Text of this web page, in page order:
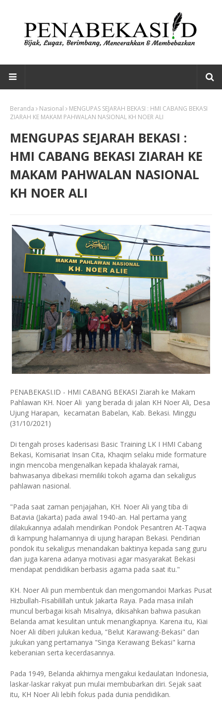
Beranda Nasional
MENGUPAS SEJARAH BEKASI : HMI CABANG BEKASI
ZIARAH KE MAKAM PAHWALAN NASIONAL KH NOER ALI
MENGUPAS SEJARAH BEKASI :
HMI CABANG BEKASI ZIARAH KE
MAKAM PAHWALAN NASIONAL
KH NOER ALI
PENABEKASI.ID - HMI CABANG BEKASI Ziarah ke Makam
Pahlawan KH. Noer Ali yang berada di jalan KH Noer Ali, Desa
Ujung Harapan, kecamatan Babelan, Kab. Bekasi. Minggu
(31/10/2021)
Di tengah proses kaderisasi Basic Training LK I HMI Cabang
Bekasi, Komisariat Insan Cita, Khaqim selaku mide formature
ingin mencoba mengenalkan kepada khalayak ramai,
bahwasanya dibekasi memiliki tokoh agama dan sekaligus
pahlawan nasional.
"Pada saat zaman penjajahan, KH. Noer Ali yang tiba di
Batavia (Jakarta) pada awal 1940-an. Hal pertama yang
dilakukannya adalah mendirikan Pondok Pesantren At-Taqwa
di kampung halamannya di ujung harapan Bekasi. Pendirian
pondok itu sekaligus menandakan baktinya kepada sang guru
dan juga karena adanya motivasi agar masyarakat Bekasi
mendapat pendidikan berbasis agama pada saat itu."
KH. Noer Ali pun membentuk dan mengomandoi Markas Pusat
Hizbullah-Fisabilillah untuk Jakarta Raya. Pada masa inilah
muncul berbagai kisah Misalnya, dikisahkan bahwa pasukan
Belanda amat kesulitan untuk menangkapnya. Karena itu, Kiai
Noer Ali diberi julukan kedua, “Belut Karawang-Bekasi" dan
jukukan yang pertamanya "Singa Kerawang Bekasi" karna
keberanian serta kecerdasannya.
Pada 1949, Belanda akhirnya mengakui kedaulatan Indonesia,
laskar-laskar rakyat pun mulai membubarkan diri. Sejak saat
itu, KH Noer Ali lebih fokus pada dunia pendidikan.